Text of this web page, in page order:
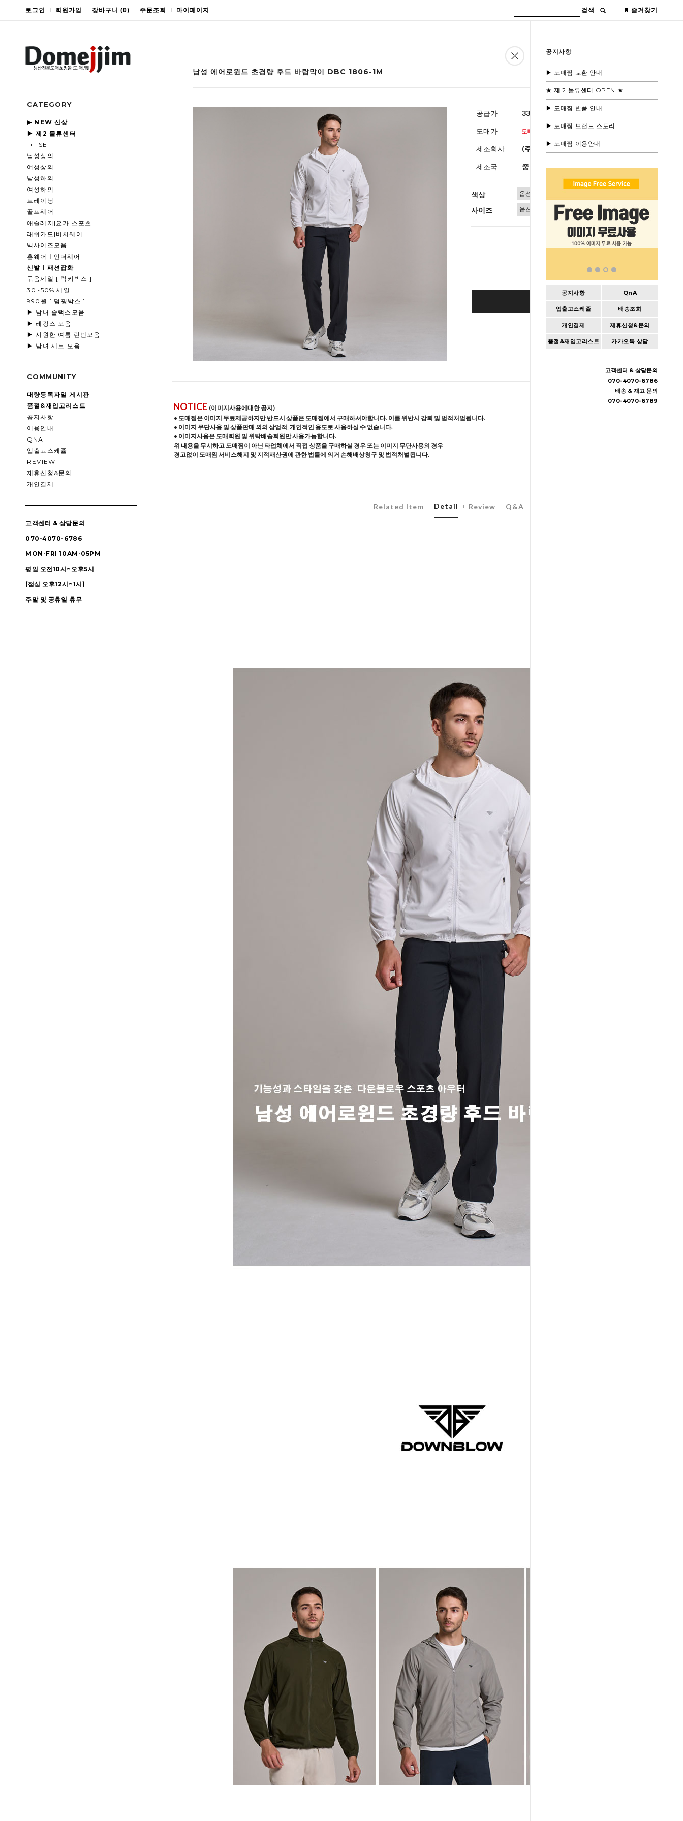
로그인 회원가입 장바구니 (0) 주문조회 마이페이지 검색 즐겨찾기
CATEGORY
▶ NEW 신상
▶ 제2 물류센터
1+1 SET
남성상의
여성상의
남성하의
여성하의
트레이닝
골프웨어
애슬레저|요가|스포츠
래쉬가드|비치웨어
빅사이즈모음
홈웨어ㅣ언더웨어
신발ㅣ패션잡화
묶음세일 [ 럭키박스 ]
30~50% 세일
990원 [ 덤핑박스 ]
▶ 남녀 슬랙스모음
▶ 레깅스 모음
▶ 시원한 여름 린넨모음
▶ 남녀 세트 모음
COMMUNITY
대량등록파일 게시판
품절&재입고리스트
공지사항
이용안내
QNA
입출고스케쥴
REVIEW
제휴신청&문의
개인결제
고객센터 & 상담문의
070-4070-6786
MON-FRI 10AM-05PM
평일 오전10시~오후5시
(점심 오후12시~1시)
주말 및 공휴일 휴무
공지사항
▶ 도매찜 교환 안내
★ 제 2 물류센터 OPEN ★
▶ 도매찜 반품 안내
▶ 도매찜 브랜드 스토리
▶ 도매찜 이용안내
공지사항 QnA
입출고스케쥴 배송조회
개인결제 제휴신청&문의
품절&재입고리스트 카카오톡 상담
고객센터 & 상담문의
070-4070-6786
배송 & 재고 문의
070-4070-6789
남성 에어로윈드 초경량 후드 바람막이 DBC 1806-1M
공급가 33,600원(부가세별도)
도매가
제조회사 (주)블루모드
제조국 중국
색상
사이즈
Wishlist
NOTICE (이미지사용에대한 공지)
• 도매찜은 이미지 무료제공하지만 반드시 상품은 도매찜에서 구매하셔야합니다. 이를 위반시 강퇴 및 법적처벌됩니다.
• 이미지 무단사용 및 상품판매 외의 상업적, 개인적인 용도로 사용하실 수 없습니다.
• 이미지사용은 도매회원 및 위탁배송회원만 사용가능합니다.
위 내용을 무시하고 도매찜이 아닌 타업체에서 직접 상품을 구매하실 경우 또는 이미지 무단사용의 경우
경고없이 도매찜 서비스해지 및 지적재산권에 관한 법률에 의거 손해배상청구 및 법적처벌됩니다.
Related Item Detail Review Q&A